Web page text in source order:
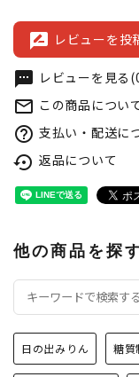
rate_review レビューを投
textsms レビューを見る
mail_outline この商品につい
help_outline 支払い・配送に
settings_backup_restore 返品について
他の商品を探
日の出みりん 糖質